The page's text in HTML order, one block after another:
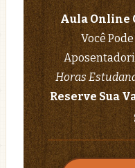
Aula Online
Você
Horas
Reserve Sua